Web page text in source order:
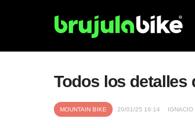
Todos los detalles
MOUNTAIN BIKE 20/01/25 16:14 IGNACIO